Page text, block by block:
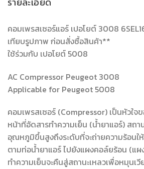
คอมเพรสเซอร์แอร์ เปอโยต์ 3008
เทียบรูปภาพ ก่อนสั่งซื้อสินค้า**
ใช้ร่วมกับ เปอโยต์ 5008
AC Compressor Peugeot 3008
Applicable for Peugeot 5008
คอมเพรสเซอร์ (Compressor) เป็นหัวใจ
หน้าที่อัดสารทำความเย็น (น้ำยาแอร์) สถ
อุณหภูมิขึ้นสูงถึงระดับที่จะถ่ายความร้อนใ
ตามท่อน้ำยาแอร์ ไปยังแผงคอล์ยร้อน (แผ
ทำความเย็นจะคืนสู่สถานะเหลวเพื่อหมุนเวี